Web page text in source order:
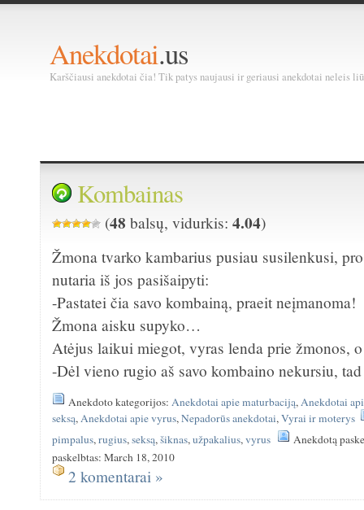
Anekdotai.us
Karščiausi anekdotai čia! Tik patys naujausi ir geriausi anekdotai neleis
Kombainas
(48 balsų, vidurkis:4.04)
Žmona tvarko kambarius pusiau susilenkusi,
nutaria iš jos pasišaipyti:
-Pastatei čia savo kombainą, praeit neįmanoma!
Žmona aisku supyko…
Atėjus laikui miegot, vyras lenda prie žmonos,
-Dėl vieno rugio aš savo kombaino nekursiu,
Anekdoto kategorijos:Anekdotai apie maturbaciją,Anekdotai
seksą,Anekdotai apie vyrus,Nepadorūs anekdotai,Vyrai ir moterys
pimpalus,rugius,seksą,šiknas,užpakalius,vyrus
Anekdotą
paskelbtas: March 18, 2010
2 komentarai »